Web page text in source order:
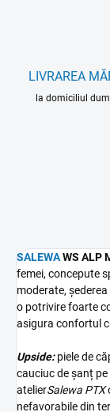
LIVRAREA
la domiciliul
SALEWAWS ALP
femei, concepute
moderate,
o potrivire foarte
asigura confortul
Upside: piele de
cauciuc de șanț
atelierSalewa PTX
nefavorabile din